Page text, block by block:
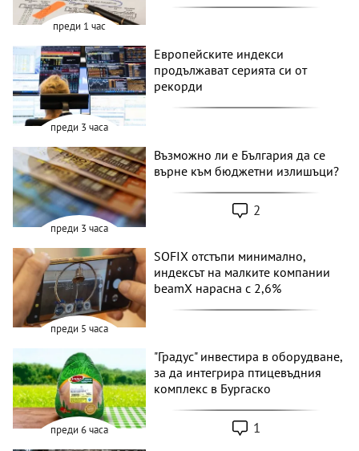
преди 1 час
преди 3 часа
Европейските индекси
продължават серията си от
рекорди
преди 3 часа
Възможно ли е България да се
върне към бюджетни излишъци?
2
преди 5 часа
SOFIX отстъпи минимално,
индексът на малките компании
beamX нарасна с 2,6%
преди 6 часа
"Градус" инвестира в оборудване,
за да интегрира птицевъдния
комплекс в Бургаско
1